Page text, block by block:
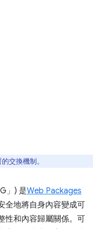
交換機制。
」) 是Web Packages
全地將自身內容變成可
性和內容歸屬關係。可